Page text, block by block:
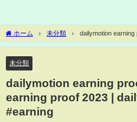
ホーム 未分類
dailymotion
dailymotion earning #earning
未分類
dailymotion earning
earning proof 2023 |
#earning